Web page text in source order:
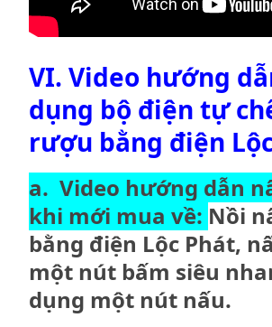
VI. Video hướng
dụng bộ điện tự
rượu bằng điện
a. Video hướng dẫn
khi mới mua về: Nồi
bằng điện Lộc Phát,
một nút bấm siêu
dụng một nút nấu.